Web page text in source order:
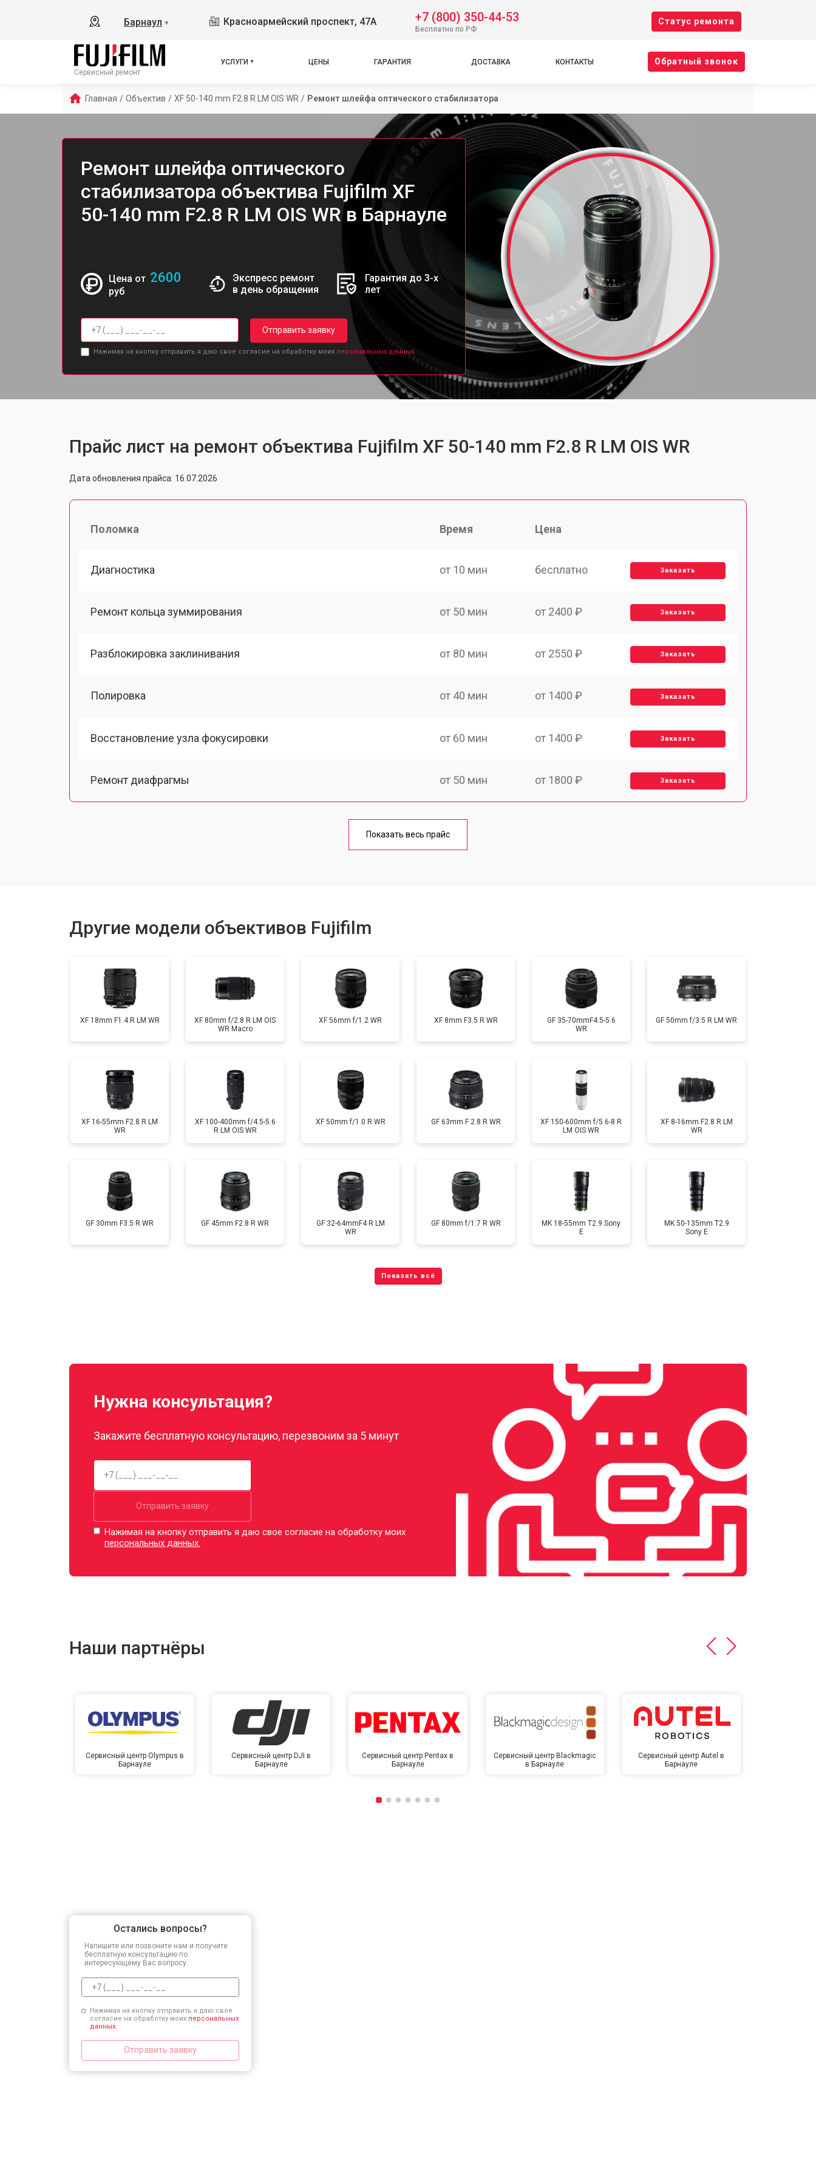
Барнаул ▼ Красноармейский проспект, 47А +7 (800) 350-44-53
Бесплатно по РФ
Cтатус ремонта
Сервисный ремонт
УСЛУГИ ЦЕНЫ ГАРАНТИЯ ДОСТАВКА КОНТАКТЫ Oбратный звонок
Главная / Объектив / XF 50-140 mm F2.8 R LM OIS WR / Ремонт шлейфа оптического стабилизатора
Ремонт шлейфа оптического
стабилизатора объектива Fujifilm XF
50-140 mm F2.8 R LM OIS WR в Барнауле
Цена от 2600
руб
Экспресс ремонт
в день обращения
Гарантия до 3-х
лет
Отправить заявку
Нажимая на кнопку отправить я даю свое согласие на обработку моих персональных данных.
Прайс лист на ремонт объектива Fujifilm XF 50-140 mm F2.8 R LM OIS WR
Дата обновления прайса: 16.07.2026
Поломка Время Цена
Диагностика от 10 мин бесплатно Заказать
Ремонт кольца зуммирования от 50 мин от 2400 ₽ Заказать
Разблокировка заклинивания от 80 мин от 2550 ₽ Заказать
Полировка от 40 мин от 1400 ₽ Заказать
Восстановление узла фокусировки от 60 мин от 1400 ₽ Заказать
Ремонт диафрагмы от 50 мин от 1800 ₽ Заказать
от 60 мин
Показать весь прайс
Другие модели объективов Fujifilm
XF 18mm F1.4 R LM WR
XF 80mm f/2.8 R LM OIS
WR Macro
XF 56mm f/1.2 WR XF 8mm F3.5 R WR
GF 35-70mmF4.5-5.6
WR
GF 50mm f/3.5 R LM WR
XF 16-55mm F2.8 R LM
WR
XF 100-400mm f/4.5-5.6
R LM OIS WR
XF 50mm f/1.0 R WR GF 63mm F 2.8 R WR
XF 150-600mm f/5.6-8 R
LM OIS WR
XF 8-16mm F2.8 R LM
WR
GF 30mm F3.5 R WR GF 45mm F2.8 R WR
GF 32-64mmF4 R LM
WR
GF 80mm f/1.7 R WR
MK 18-55mm T2.9 Sony
E
MK 50-135mm T2.9
Sony E
Нужна консультация?
Закажите бесплатную консультацию, перезвоним за 5 минут
Отправить заявку
Нажимая на кнопку отправить я даю свое согласие на обработку моих
персональных данных.
Наши партнёры
Сервисный центр Olympus в
Барнауле
Сервисный центр DJI в
Барнауле
Сервисный центр Pentax в
Барнауле
Сервисный центр Blackmagic
в Барнауле
Сервисный центр Autel в
Барнауле
Остались вопросы?
Напишите или позвоните нам и получите
бесплатную консультацию по
интересующему Вас вопросу.
Нажимая на кнопку отправить я даю свое
согласие на обработку моих персональных
данных.
Отправить заявку